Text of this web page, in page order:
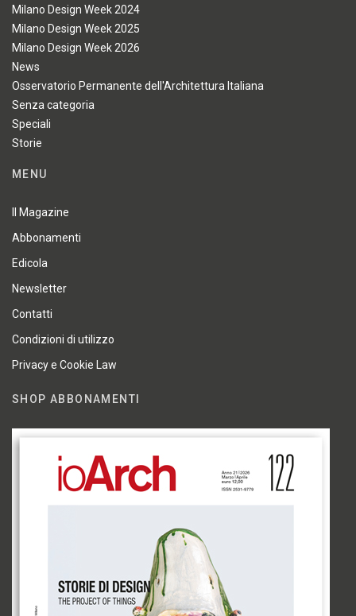
Milano Design Week 2024
Milano Design Week 2025
Milano Design Week 2026
News
Osservatorio Permanente dell'Architettura Italiana
Senza categoria
Speciali
Storie
MENU
Il Magazine
Abbonamenti
Edicola
Newsletter
Contatti
Condizioni di utilizzo
Privacy e Cookie Law
SHOP ABBONAMENTI